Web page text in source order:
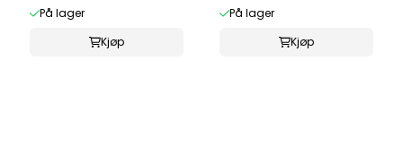
På lager
Kjøp
På lager
Kjøp